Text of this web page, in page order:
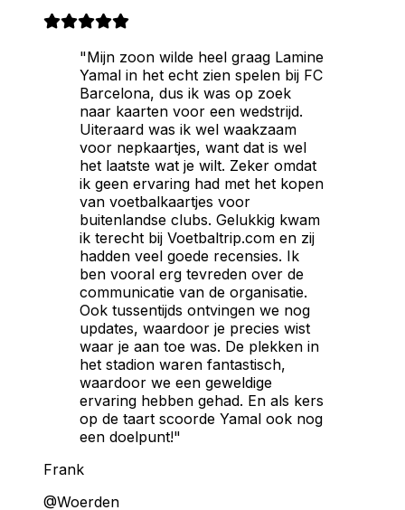
"Mijn zoon wilde heel graag Lamine
Yamal in het echt zien spelen bij FC
Barcelona, dus ik was op zoek
naar kaarten voor een wedstrijd.
Uiteraard was ik wel waakzaam
voor nepkaartjes, want dat is wel
het laatste wat je wilt. Zeker omdat
ik geen ervaring had met het kopen
van voetbalkaartjes voor
buitenlandse clubs. Gelukkig kwam
ik terecht bij Voetbaltrip.com en zij
hadden veel goede recensies. Ik
ben vooral erg tevreden over de
communicatie van de organisatie.
Ook tussentijds ontvingen we nog
updates, waardoor je precies wist
waar je aan toe was. De plekken in
het stadion waren fantastisch,
waardoor we een geweldige
ervaring hebben gehad. En als kers
op de taart scoorde Yamal ook nog
een doelpunt!"
Frank
@Woerden